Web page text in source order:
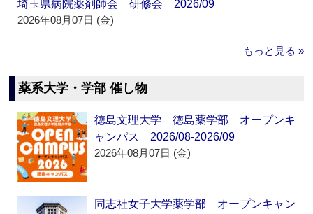
埼玉県病院薬剤師会 研修会 2026/09
2026年08月07日 (金)
もっと見る »
薬系大学・学部 催し物
徳島文理大学 徳島薬学部 オープンキ
ャンパス 2026/08-2026/09
2026年08月07日 (金)
同志社女子大学薬学部 オープンキャン